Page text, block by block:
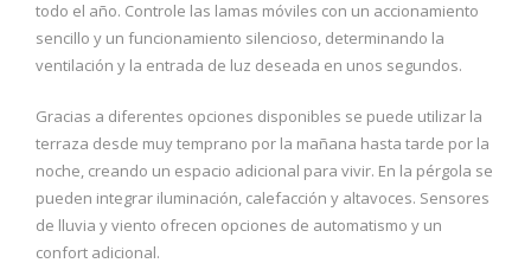
todo el año. Controle las lamas móviles con un accionamiento
sencillo y un funcionamiento silencioso, determinando la
ventilación y la entrada de luz deseada en unos segundos.
Gracias a diferentes opciones disponibles se puede utilizar la
terraza desde muy temprano por la mañana hasta tarde por la
noche, creando un espacio adicional para vivir. En la pérgola se
pueden integrar iluminación, calefacción y altavoces. Sensores
de lluvia y viento ofrecen opciones de automatismo y un
confort adicional.